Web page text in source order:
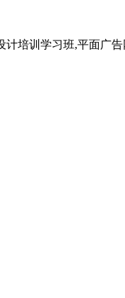
培训学习班,平面广